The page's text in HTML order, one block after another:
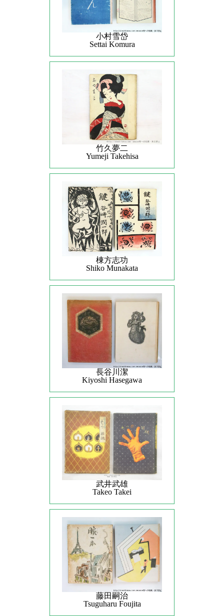
小村雪岱
Settai Komura
竹久夢二
Yumeji Takehisa
棟方志功
Shiko Munakata
長谷川潔
Kiyoshi Hasegawa
武井武雄
Takeo Takei
藤田嗣治
Tsuguharu Foujita